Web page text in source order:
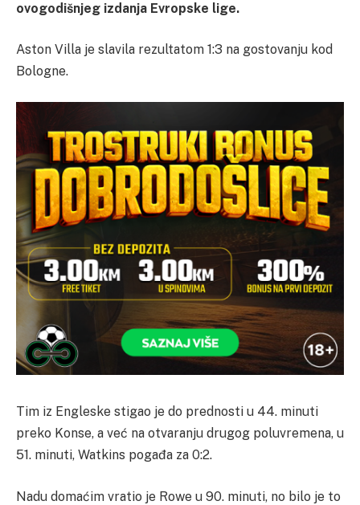
ovogodišnjeg izdanja Evropske lige.
Aston Villa je slavila rezultatom 1:3 na gostovanju kod
Bologne.
Tim iz Engleske stigao je do prednosti u 44. minuti
preko Konse, a već na otvaranju drugog poluvremena, u
51. minuti, Watkins pogađa za 0:2.
Nadu domaćim vratio je Rowe u 90. minuti, no bilo je to